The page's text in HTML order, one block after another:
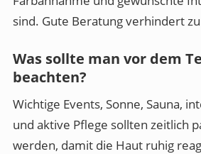
sind. Gute Beratung verhindert
Was sollte man vor dem
beachten?
Wichtige Events, Sonne, Sauna,
und aktive Pflege sollten zeitlich
werden, damit die Haut ruhig